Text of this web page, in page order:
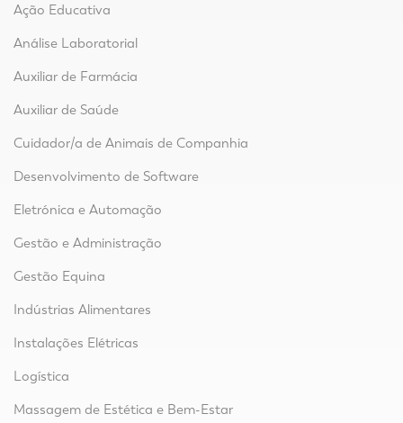
Ação Educativa
Análise Laboratorial
Auxiliar de Farmácia
Auxiliar de Saúde
Cuidador/a de Animais de Companhia
Desenvolvimento de Software
Eletrónica e Automação
Gestão e Administração
Gestão Equina
Indústrias Alimentares
Instalações Elétricas
Logística
Massagem de Estética e Bem-Estar